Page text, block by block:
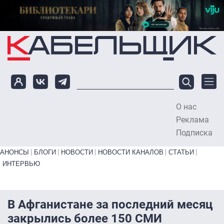
Перейти к основному содержанию
О нас
Реклама
Подписка
Primary links bottom
АНОНСЫ БЛОГИ НОВОСТИ НОВОСТИ КАНАЛОВ
СТАТЬИ
ИНТЕРВЬЮ
В Афганистане за последний месяц
закрылись более 150 СМИ